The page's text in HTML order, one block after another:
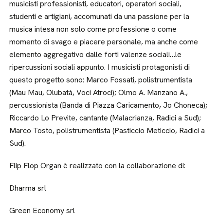
musicisti professionisti, educatori, operatori sociali,
studenti e artigiani, accomunati da una passione per la
musica intesa non solo come professione o come
momento di svago e piacere personale, ma anche come
elemento aggregativo dalle forti valenze sociali…le
ripercussioni sociali appunto. I musicisti protagonisti di
questo progetto sono: Marco Fossati, polistrumentista
(Mau Mau, Olubatà, Voci Atroci); Olmo A. Manzano A.,
percussionista (Banda di Piazza Caricamento, Jo Choneca);
Riccardo Lo Previte, cantante (Malacrianza, Radici a Sud);
Marco Tosto, polistrumentista (Pasticcio Meticcio, Radici a
Sud).
Flip Flop Organ è realizzato con la collaborazione di:
Dharma srl
Green Economy srl